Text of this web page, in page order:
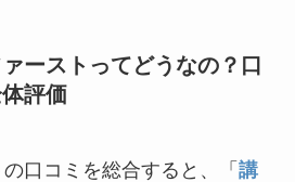
ーストってどうなの？口
評価
口コミを総合すると、「 講